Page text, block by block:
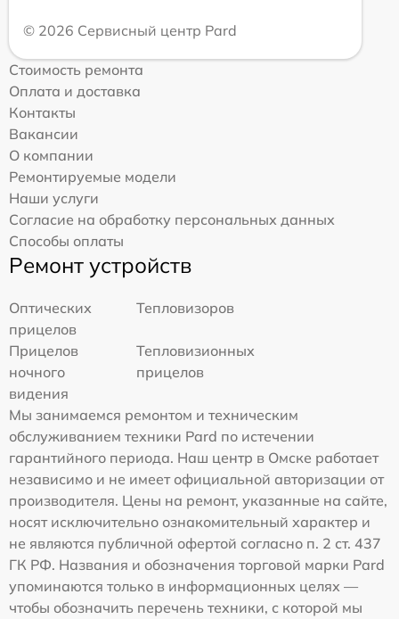
© 2026 Сервисный центр Pard
Стоимость ремонта
Оплата и доставка
Контакты
Вакансии
О компании
Ремонтируемые модели
Наши услуги
Согласие на обработку персональных данных
Способы оплаты
Ремонт устройств
Оптических
прицелов
Тепловизоров
Прицелов
ночного
видения
Тепловизионных
прицелов
Мы занимаемся ремонтом и техническим
обслуживанием техники Pard по истечении
гарантийного периода. Наш центр в Омске работает
независимо и не имеет официальной авторизации от
производителя. Цены на ремонт, указанные на сайте,
носят исключительно ознакомительный характер и
не являются публичной офертой согласно п. 2 ст. 437
ГК РФ. Названия и обозначения торговой марки Pard
упоминаются только в информационных целях —
чтобы обозначить перечень техники, с которой мы